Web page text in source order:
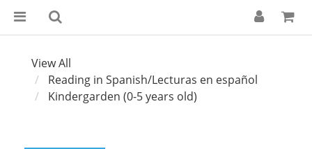
View All
Reading in Spanish/Lecturas en español
Kindergarden (0-5 years old)